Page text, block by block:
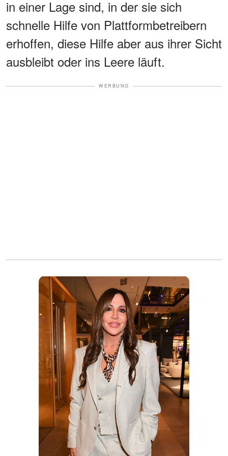
in einer Lage sind, in der sie sich
schnelle Hilfe von Plattformbetreibern
erhoffen, diese Hilfe aber aus ihrer Sicht
ausbleibt oder ins Leere läuft.
WERBUNG